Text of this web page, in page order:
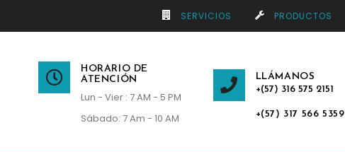
SERVICIOS PRODUCTOS
HORARIO DE
ATENCIÓN
Lun - Vier : 7 AM - 5 PM
Sábado: 7 Am - 10 AM
LLÁMANOS
+(57) 316 575 2151
+(57) 317 566 5359